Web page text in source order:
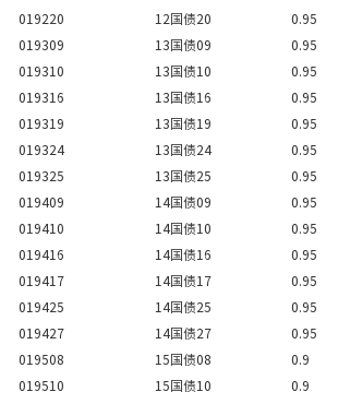
019220 12国债20
0.95
019309 13国债09
0.95
019310 13国债10
0.95
019316 13国债16
0.95
019319 13国债19
0.95
019324 13国债24
0.95
019325 13国债25
0.95
019409 14国债09
0.95
019410 14国债10
0.95
019416 14国债16
0.95
019417 14国债17
0.95
019425 14国债25
0.95
019427 14国债27
0.95
019508 15国债08
0.9
019510 15国债10
0.9